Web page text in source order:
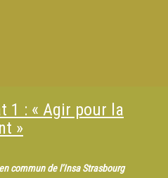
1 : « Agir pour la
»
commun de l’Insa Strasbourg